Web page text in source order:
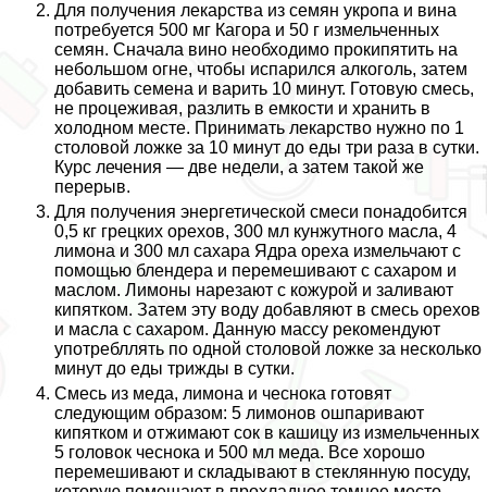
Для получения лекарства из семян укропа и вина
потребуется 500 мг Кагора и 50 г измельченных
семян. Сначала вино необходимо прокипятить на
небольшом огне, чтобы испарился алкоголь, затем
добавить семена и варить 10 минут. Готовую смесь,
не процеживая, разлить в емкости и хранить в
холодном месте. Принимать лекарство нужно по 1
столовой ложке за 10 минут до еды три раза в сутки.
Курс лечения — две недели, а затем такой же
перерыв.
Для получения энергетической смеси понадобится
0,5 кг грецких орехов, 300 мл кунжутного масла, 4
лимона и 300 мл сахара Ядра ореха измельчают с
помощью блендера и перемешивают с сахаром и
маслом. Лимоны нарезают с кожурой и заливают
кипятком. Затем эту воду добавляют в смесь орехов
и масла с сахаром. Данную массу рекомендуют
употрeбллять по одной столовой ложке за несколько
минут до еды трижды в сутки.
Смесь из меда, лимона и чеснока готовят
следующим образом: 5 лимонов ошпаривают
кипятком и отжимают сок в кашицу из измельченных
5 головок чеснока и 500 мл меда. Все хорошо
перемешивают и складывают в стеклянную посуду,